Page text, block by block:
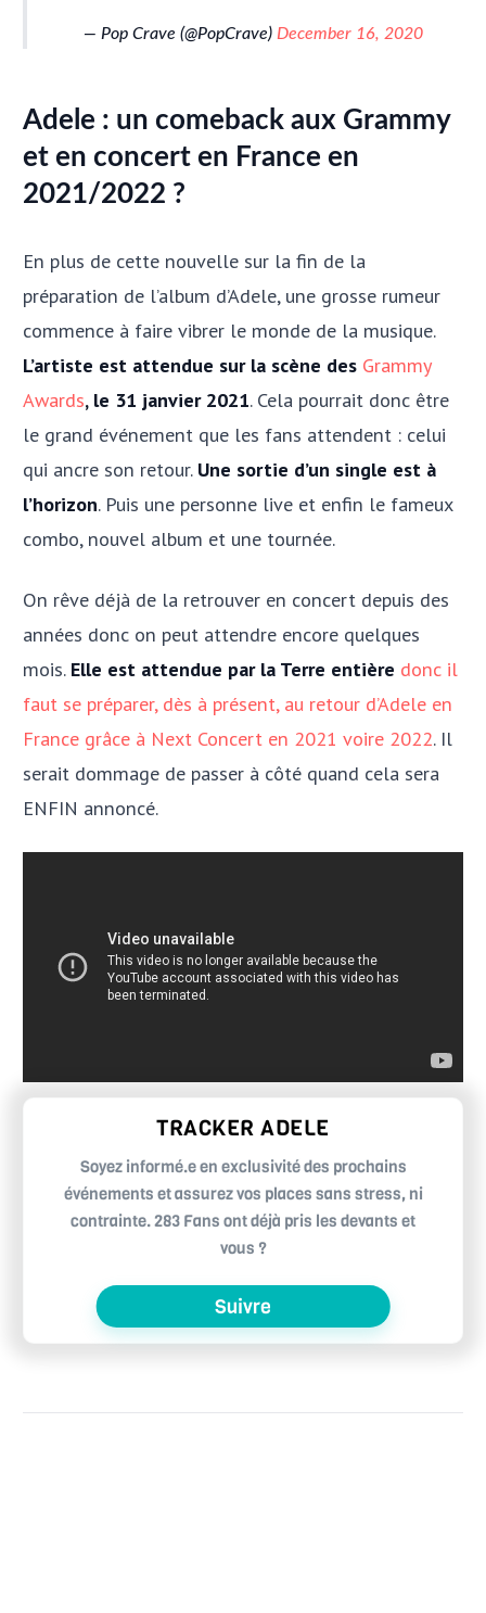
— Pop Crave (@PopCrave)December 16, 2020
Adele : un comeback aux Grammy
et en concert en France en
2021/2022 ?
En plus de cette nouvelle sur la fin de la
préparation de l’album d’Adele, une grosse rumeur
commence à faire vibrer le monde de la musique.
L’artiste est attendue sur la scène des Grammy
Awards, le 31 janvier 2021. Cela pourrait donc être
le grand événement que les fans attendent : celui
qui ancre son retour. Une sortie d’un single est à
l’horizon. Puis une personne live et enfin le fameux
combo, nouvel album et une tournée.
On rêve déjà de la retrouver en concert depuis des
années donc on peut attendre encore quelques
mois. Elle est attendue par la Terre entière donc il
faut se préparer, dès à présent, au retour d’Adele en
France grâce à Next Concert en 2021 voire 2022. Il
serait dommage de passer à côté quand cela sera
ENFIN annoncé.
TRACKER ADELE
Soyez informé.e en exclusivité des prochains
événements et assurez vos places sans stress, ni
contrainte. 283 Fans ont déjà pris les devants et
vous ?
Suivre